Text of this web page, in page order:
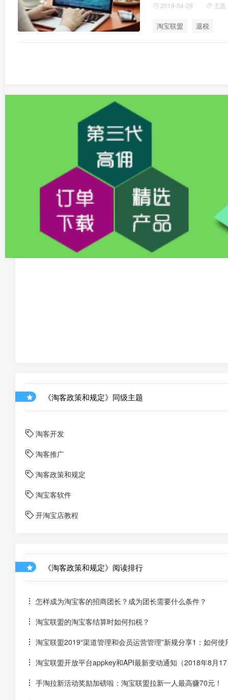
2019-04-29 主题
淘宝联盟 退税
《淘客政策和规定》同级主题
淘客开发
淘客推广
淘客政策和规定
淘宝客软件
开淘宝店教程
《淘客政策和规定》阅读排行
怎样成为淘宝客的招商团长？成为团长需要什么条件？
淘宝联盟的淘宝客结算时如何扣税？
淘宝联盟2019“渠道管理和会员运营管理”新规分享1：如何
淘宝联盟开放平台appkey和API最新变动通知（2018年8月
手淘拉新活动奖励加磅啦：淘宝联盟拉新一人最高赚70元！